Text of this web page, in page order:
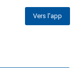
Vers l'app